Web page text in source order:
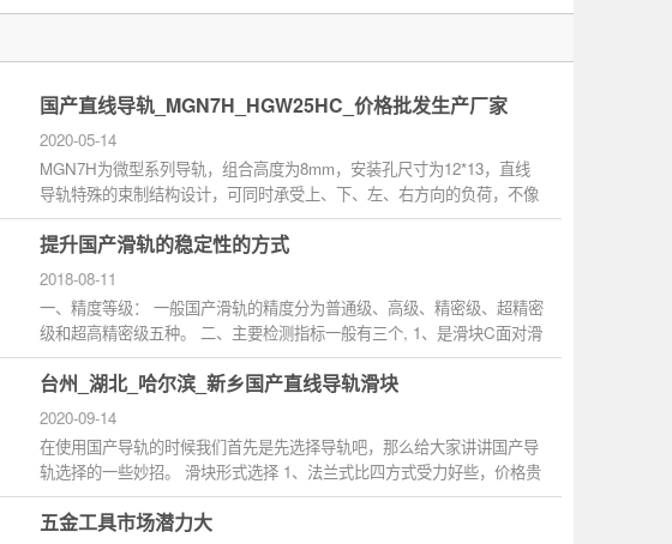
国产直线导轨_MGN7H_HGW25HC_价格批发生产厂家
2020-05-14
MGN7H为微型系列导轨，组合高度为8mm，安装孔尺寸为12*13，直线
导轨特殊的束制结构设计，可同时承受上、下、左、右方向的负荷，不像
滑动导引在平行接触...
提升国产滑轨的稳定性的方式
2018-08-11
一、精度等级： 一般国产滑轨的精度分为普通级、高级、精密级、超精密
级和超高精密级五种。 二、主要检测指标一般有三个, 1、是滑块C面对滑
轨A面的平...
台州_湖北_哈尔滨_新乡国产直线导轨滑块
2020-09-14
在使用国产导轨的时候我们首先是先选择导轨吧，那么给大家讲讲国产导
轨选择的一些妙招。 滑块形式选择 1、法兰式比四方式受力好些，价格贵
些 2、尺...
五金工具市场潜力大